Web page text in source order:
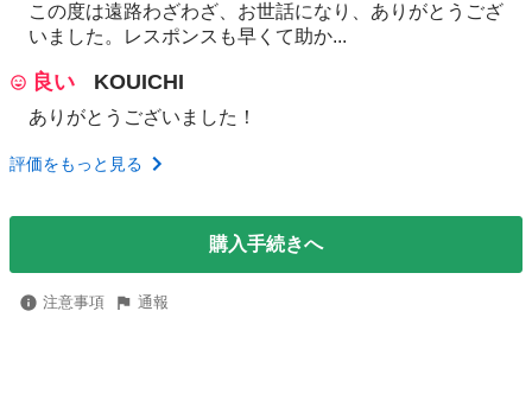
この度は遠路わざわざ、お世話になり、ありがとうござ
いました。レスポンスも早くて助か...
良い KOUICHI
ありがとうございました！
評価をもっと見る
購入手続きへ
注意事項 通報